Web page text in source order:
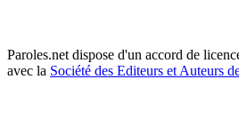
Paroles.net dispose d'un accord de
avec la Société des Editeurs et Auteurs